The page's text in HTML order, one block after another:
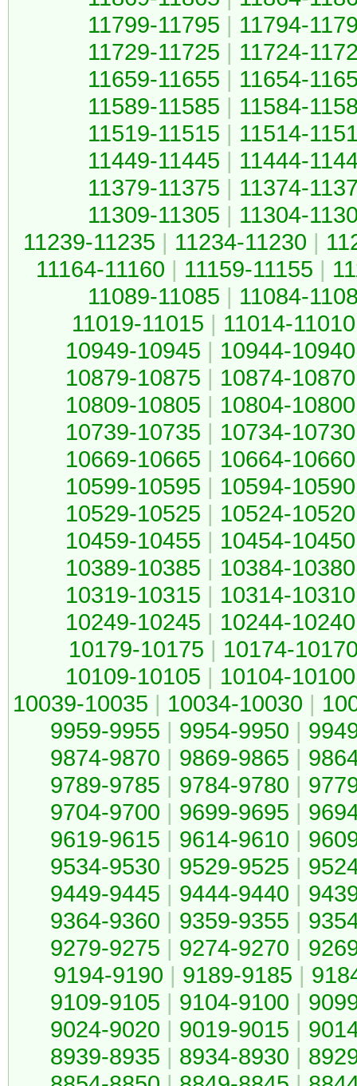
11799-11795 | 11794-
11729-11725 | 11724-
11659-11655 | 11654-
11589-11585 | 11584-
11519-11515 | 11514-
11449-11445 | 11444-
11379-11375 | 11374-
11309-11305 | 11304-
11239-11235 | 11234-11230 |
11164-11160 | 11159-11155 |
11089-11085 | 11084-
11019-11015 | 11014-11010
10949-10945 | 10944-10940
10879-10875 | 10874-10870
10809-10805 | 10804-10800
10739-10735 | 10734-10730
10669-10665 | 10664-10660
10599-10595 | 10594-10590
10529-10525 | 10524-10520
10459-10455 | 10454-10450
10389-10385 | 10384-10380
10319-10315 | 10314-10310
10249-10245 | 10244-10240
10179-10175 | 10174-
10109-10105 | 10104-10100
10039-10035 | 10034-10030 |
9959-9955 | 9954-9950 |
9874-9870 | 9869-9865 |
9789-9785 | 9784-9780 |
9704-9700 | 9699-9695 |
9619-9615 | 9614-9610 |
9534-9530 | 9529-9525 |
9449-9445 | 9444-9440 |
9364-9360 | 9359-9355 |
9279-9275 | 9274-9270 |
9194-9190 | 9189-9185 |
9109-9105 | 9104-9100 |
9024-9020 | 9019-9015 |
8939-8935 | 8934-8930 |